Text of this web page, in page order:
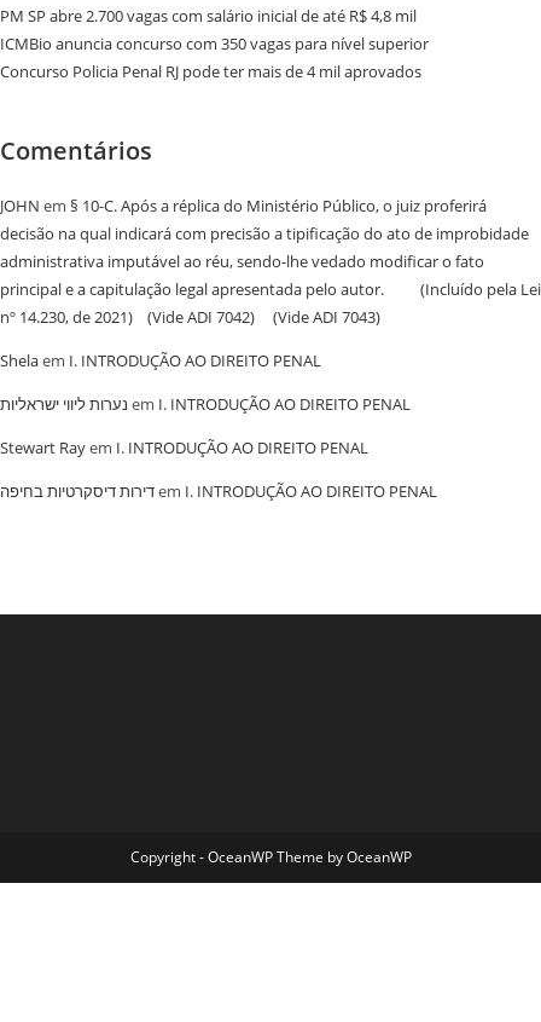
PM SP abre 2.700 vagas com salário inicial de até R$ 4,8 mil
ICMBio anuncia concurso com 350 vagas para nível superior
Concurso Policia Penal RJ pode ter mais de 4 mil aprovados
Comentários
JOHN em § 10-C. Após a réplica do Ministério Público, o juiz proferirá
decisão na qual indicará com precisão a tipificação do ato de improbidade
administrativa imputável ao réu, sendo-lhe vedado modificar o fato
principal e a capitulação legal apresentada pelo autor. (Incluído pela Lei
nº 14.230, de 2021) (Vide ADI 7042) (Vide ADI 7043)
Shelaem I. INTRODUÇÃO AO DIREITO PENAL
נערות ליווי ישראליות em I. INTRODUÇÃO AO DIREITO PENAL
Stewart Rayem I. INTRODUÇÃO AO DIREITO PENAL
‏דירות דיסקרטיות בחיפהem I. INTRODUÇÃO AO DIREITO PENAL
Copyright - OceanWP Theme by OceanWP